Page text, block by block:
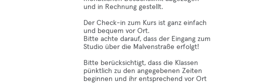
und in Rechnung gestellt.
Der Check-in zum Kurs ist ganz einfach
und bequem vor Ort.
Bitte achte darauf, dass der Eingang zum
Studio über die Malvenstraße erfolgt!
Bitte berücksichtigt, dass die Klassen
pünktlich zu den angegebenen Zeiten
beginnen und ihr entsprechend vor Ort